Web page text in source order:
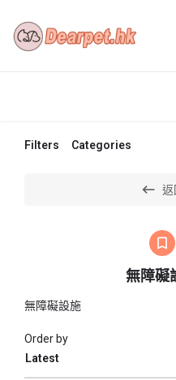
Filters Categories
返
無障礙
無障礙設施
Latest
Order by